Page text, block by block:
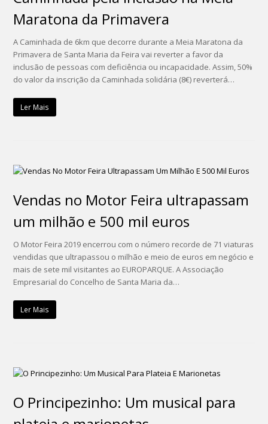
Maratona da Primavera
A Caminhada de 6km que decorre durante a Meia Maratona da
Primavera de Santa Maria da Feira vai reverter a favor da
inclusão de pessoas com deficiência ou incapacidade. Assim, 50%
do valor da inscrição da Caminhada solidária (8€) reverterá…
Ler Mais
Vendas no Motor Feira ultrapassam
um milhão e 500 mil euros
O Motor Feira 2019 encerrou com o número recorde de 71 viaturas
vendidas que ultrapassou o milhão e meio de euros em negócio e
mais de sete mil visitantes ao EUROPARQUE. A Associação
Empresarial do Concelho de Santa Maria da…
Ler Mais
O Principezinho: Um musical para